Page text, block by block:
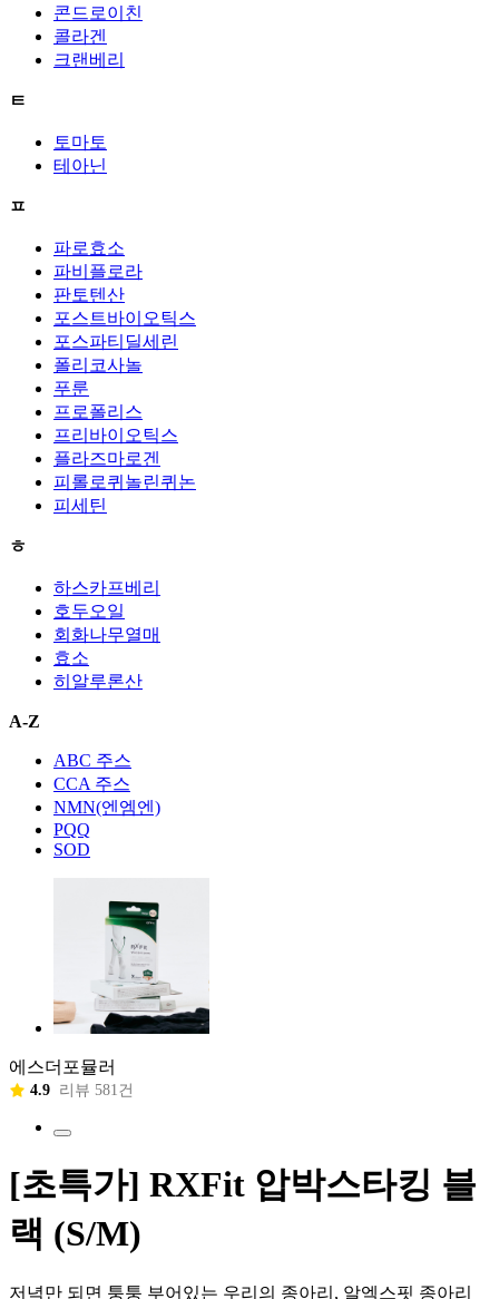
콘드로이친
콜라겐
크랜베리
ㅌ
토마토
테아닌
ㅍ
파로효소
파비플로라
판토텐산
포스트바이오틱스
포스파티딜세린
폴리코사놀
푸룬
프로폴리스
프리바이오틱스
플라즈마로겐
피롤로퀴놀린퀴논
피세틴
ㅎ
하스카프베리
호두오일
회화나무열매
효소
히알루론산
A-Z
ABC 주스
CCA 주스
NMN(엔엠엔)
PQQ
SOD
에스더포뮬러
4.9 리뷰 581건
[초특가] RXFit 압박스타킹 블
랙 (S/M)
저녁만 되면 퉁퉁 부어있는 우리의 종아리, 알엑스핏 종아리